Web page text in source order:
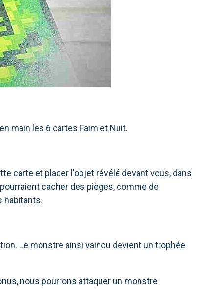
main les 6 cartes Faim et Nuit.
carte et placer l'objet révélé devant vous, dans
cacher des pièges, comme de
habitants.
Le monstre ainsi vaincu devient un trophée
nous pourrons attaquer un monstre